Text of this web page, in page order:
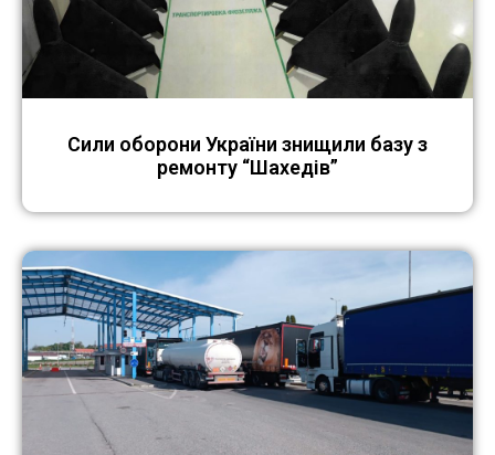
Сили оборони України знищили базу з
ремонту “Шахедів”